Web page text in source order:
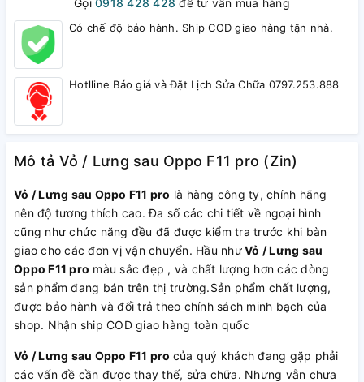
Gọi0918 428 428 để tư vấn mua hàng
Có chế độ bảo hành. Ship COD giao hàng tận nhà.
Hotlline Báo giá và Đặt Lịch Sửa Chữa 0797.253.888
Mô tả Vỏ / Lưng sau Oppo F11 pro (Zin)
Vỏ / Lưng sau Oppo F11 pro là hàng công ty, chính hãng
nên độ tương thích cao. Đa số các chi tiết về ngoại hình
cũng như chức năng đều đã được kiểm tra trước khi bàn
giao cho các đơn vị vận chuyển. Hầu nhưVỏ / Lưng sau
Oppo F11 pro màu sắc đẹp , và chất lượng hơn các dòng
sản phẩm đang bán trên thị trường.Sản phẩm chất lượng,
được bảo hành và đổi trả theo chính sách minh bạch của
shop. Nhận ship COD giao hàng toàn quốc
Vỏ / Lưng sau Oppo F11 pro của quý khách đang gặp phải
các vấn đề cần được thay thế, sửa chữa. Nhưng vẫn chưa